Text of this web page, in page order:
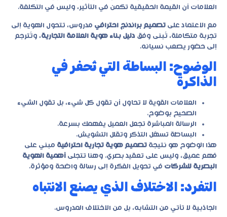
العلامات أن القيمة الحقيقية تكمن في التأثير، وليس في التكلفة.
مع الاعتماد على تصميم براندنج احترافي مدروس، تتحول الهوية إلى
تجربة متكاملة، تُبنى وفق دليل بناء هوية العلامة التجارية، وتُترجم
إلى حضور يصعب نسيانه.
الوضوح: البساطة التي تُحفر في
الذاكرة
العلامات القوية لا تحاول أن تقول كل شيء، بل تقول الشيء
الصحيح بوضوح.
الرسالة المباشرة تجعل العميل يفهمك بسرعة.
البساطة تسهّل التذكر وتقلل التشويش.
هذا الوضوح هو نتيجة تصميم هوية تجارية احترافية مبني على
فهم عميق، وليس على تعقيد بصري. وهنا تتجلى أهمية الهوية
البصرية للشركات في تحويل الفكرة إلى رسالة واضحة ومؤثرة.
التفرد: الاختلاف الذي يصنع الانتباه
الجاذبية لا تأتي من التشابه، بل من الاختلاف المدروس.